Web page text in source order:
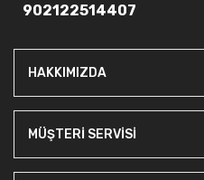
902122514407
HAKKIMIZDA
MÜŞTERİ SERVİSİ